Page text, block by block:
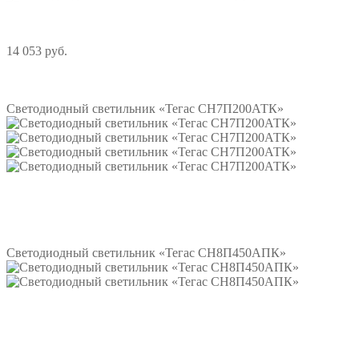
14 053 руб.
Светодиодный светильник «Тегас СН7П200АТК»
Светодиодный светильник «Тегас СН8П450АПК»